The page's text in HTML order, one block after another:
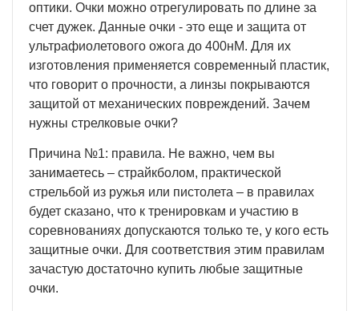
оптики. Очки можно отрегулировать по длине за
счет дужек. Данные очки - это еще и защита от
ультрафиолетового ожога до 400нМ. Для их
изготовления применяется современный пластик,
что говорит о прочности, а линзы покрываются
защитой от механических повреждений. Зачем
нужны стрелковые очки?
Причина №1: правила. Не важно, чем вы
занимаетесь – страйкболом, практической
стрельбой из ружья или пистолета – в правилах
будет сказано, что к тренировкам и участию в
соревнованиях допускаются только те, у кого есть
защитные очки. Для соответствия этим правилам
зачастую достаточно купить любые защитные
очки.